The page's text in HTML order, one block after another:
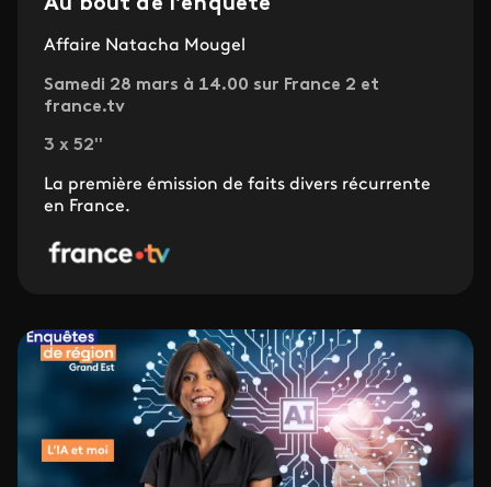
Au bout de l'enquête
Affaire Natacha Mougel
Samedi 28 mars à 14.00 sur France 2 et
france.tv
3 x 52''
La première émission de faits divers récurrente
en France.